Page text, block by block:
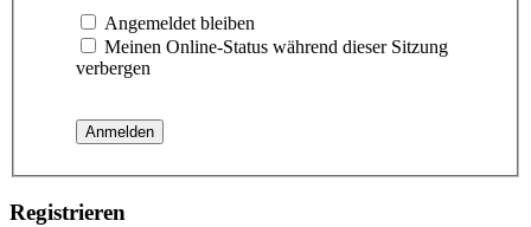
Angemeldet bleiben
Meinen Online-Status während dieser Sitzung
verbergen
Registrieren